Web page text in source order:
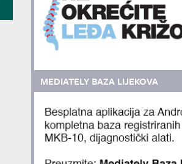
MEDIATELY BAZA LIJEKOVA